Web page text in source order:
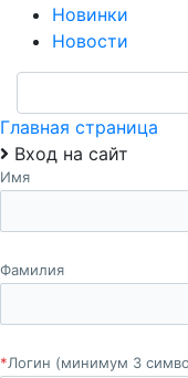
Новинки
Новости
Главная страница
Вход на сайт
Имя
Фамилия
*Логин (минимум 3